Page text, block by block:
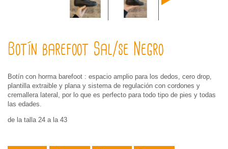
Botín barefoot Sal/se Negro
Botín con horma barefoot : espacio amplio para los dedos, cero drop,
plantilla extraible y plana y sistema de regulación con cordones y
cremallera lateral, por lo que es perfecto para todo tipo de pies y todas
las edades.
de la talla 24 a la 43